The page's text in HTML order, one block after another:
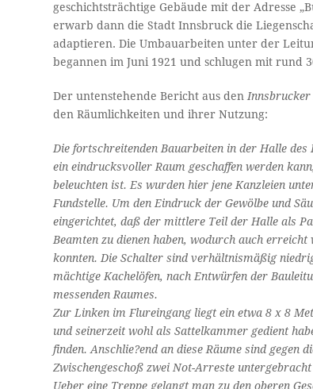
geschichtsträchtige Gebäude mit der Adresse
erwarb dann die Stadt Innsbruck die
adaptieren. Die Umbauarbeiten unter der
begannen im Juni 1921 und schlugen mit rund
Der untenstehende Bericht aus den
den Räumlichkeiten und ihrer Nutzung:
Die fortschreitenden Bauarbeiten in der Halle
ein eindrucksvoller Raum geschaffen werden
beleuchten ist. Es wurden hier jene Kanzleien
Fundstelle. Um den Eindruck der Gewölbe und
eingerichtet, daß der mittlere Teil der Halle als
Beamten zu dienen haben, wodurch auch
konnten. Die Schalter sind verhältnismäßig
mächtige Kachelöfen, nach Entwürfen der
messenden Raumes.
Zur Linken im Flureingang liegt ein etwa 8 x 8
und seinerzeit wohl als Sattelkammer gedient
finden. Anschlie?end an diese Räume sind gegen
Zwischengeschoß zwei Not-Arreste
Ueber eine Treppe gelangt man zu den oberen